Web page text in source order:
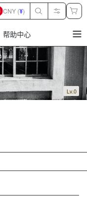
帮助中心
CNY (¥)
Lv.0